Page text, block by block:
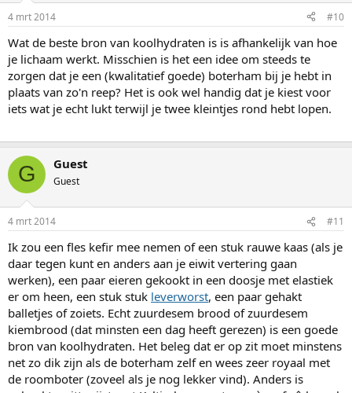
4 mrt 2014 #10
Wat de beste bron van koolhydraten is is afhankelijk van hoe
je lichaam werkt. Misschien is het een idee om steeds te
zorgen dat je een (kwalitatief goede) boterham bij je hebt in
plaats van zo'n reep? Het is ook wel handig dat je kiest voor
iets wat je echt lukt terwijl je twee kleintjes rond hebt lopen.
G Guest
Guest
4 mrt 2014 #11
Ik zou een fles kefir mee nemen of een stuk rauwe kaas (als je
daar tegen kunt en anders aan je eiwit vertering gaan
werken), een paar eieren gekookt in een doosje met elastiek
er om heen, een stuk stuk leverworst, een paar gehakt
balletjes of zoiets. Echt zuurdesem brood of zuurdesem
kiembrood (dat minsten een dag heeft gerezen) is een goede
bron van koolhydraten. Het beleg dat er op zit moet minstens
net zo dik zijn als de boterham zelf en wees zeer royaal met
de roomboter (zoveel als je nog lekker vind). Anders is